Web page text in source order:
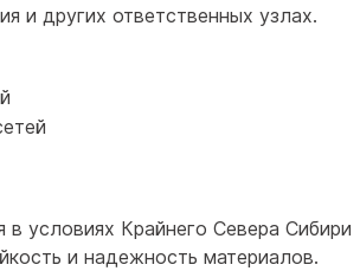
и других ответственных узлах.
условиях Крайнего Севера Сибири
и надежность материалов.